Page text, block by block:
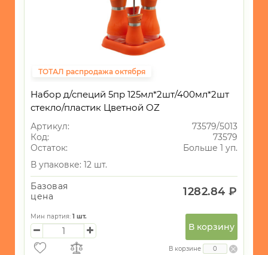
ТОТАЛ распродажа октября
Набор д/специй 5пр 125мл*2шт/400мл*2шт
стекло/пластик Цветной OZ
Артикул:
73579/5013
Код:
73579
Остаток:
Больше 1 уп.
В упаковке: 12 шт.
Базовая
цена
1282.84 ₽
Мин партия: 1 шт.
В корзину
В корзине